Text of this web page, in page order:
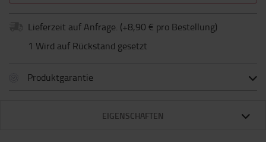
Lieferzeit auf Anfrage. (+8,90 € pro Bestellung)
1 Wird auf Rückstand gesetzt
Produktgarantie
EIGENSCHAFTEN